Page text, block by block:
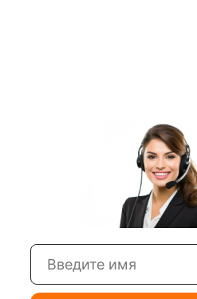
Набор ключей
город Казахстана купить